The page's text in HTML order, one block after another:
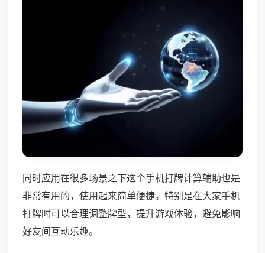
同时应用在很多场景之下这个手机打牌计算辅助也是
非常有用的，使用起来简单便捷。特别是在大家手机
打牌时可以合理调整牌型，提升游戏体验，避免影响
好友间互动乐趣。